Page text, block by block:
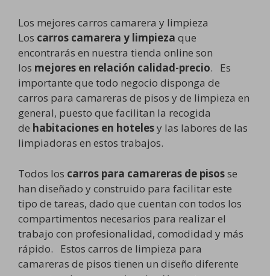
Los mejores carros camarera y limpieza
Los carros camarera y limpieza que
encontrarás en nuestra tienda online son
los mejores en relación calidad-precio. Es
importante que todo negocio disponga de
carros para camareras de pisos y de limpieza en
general, puesto que facilitan la recogida
de habitaciones en hotelesy las labores de las
limpiadoras en estos trabajos.
Todos los carros para camareras de pisosse
han diseñado y construido para facilitar este
tipo de tareas, dado que cuentan con todos los
compartimentos necesarios para realizar el
trabajo con profesionalidad, comodidad y más
rápido. Estos carros de limpieza para
camareras de pisos tienen un diseño diferente